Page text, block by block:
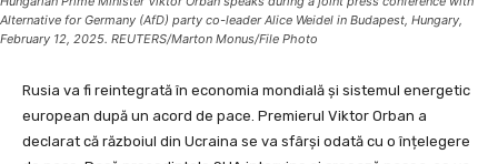
Alternative for Germany (AfD) party co-leader Alice Weidel in Budapest, Hungary,
February 12, 2025. REUTERS/Marton Monus/File Photo
Rusia va fi reintegrată în economia mondială și sistemul energetic
european după un acord de pace. Premierul Viktor Orban a
declarat că războiul din Ucraina se va sfârși odată cu o înțelegere